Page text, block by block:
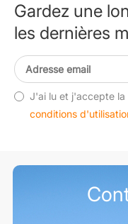
Gardez une
les dernières
J'ai lu et j'accepte la
conditions